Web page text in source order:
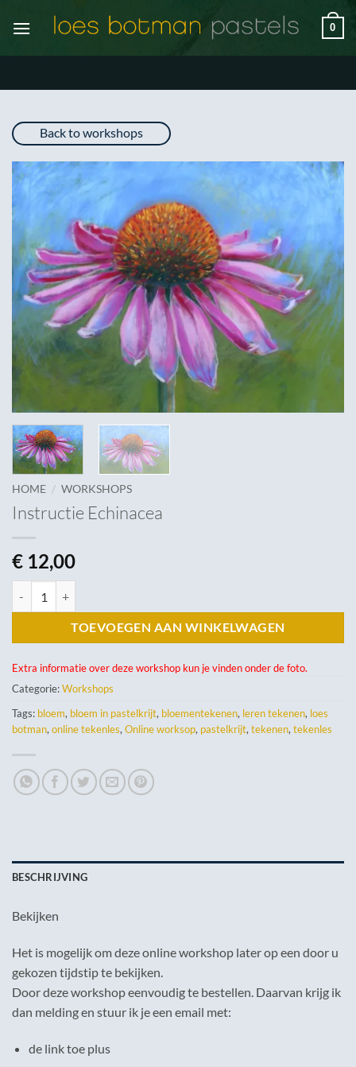
naar
0
Back to workshops
HOME / WORKSHOPS
Instructie Echinacea
€ 12,00
TOEVOEGEN AAN WINKELWAGEN
Extra informatie over deze workshop kun je vinden onder de foto.
Categorie:Workshops
Tags: bloem, bloem in pastelkrijt, bloementekenen, leren tekenen, loes
botman, online tekenles, Online worksop, pastelkrijt, tekenen, tekenles
BESCHRIJVING
Bekijken
Het is mogelijk om deze online workshop later op een door u
gekozen tijdstip te bekijken.
Door deze workshop eenvoudig te bestellen. Daarvan krijg ik
dan melding en stuur ik je een email met:
de link toe plus